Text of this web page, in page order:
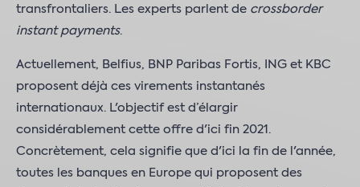
transfrontaliers. Les experts parlent de crossborder
instant payments.
Actuellement, Belfius, BNP Paribas Fortis, ING et KBC
proposent déjà ces virements instantanés
internationaux. L'objectif est d’élargir
considérablement cette offre d'ici fin 2021.
Concrètement, cela signifie que d'ici la fin de l'année,
toutes les banques en Europe qui proposent des